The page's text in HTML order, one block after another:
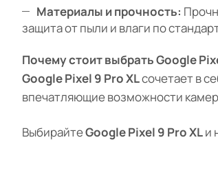
Материалы и прочность:
защита от пыли и влаги по
Почему стоит выбрать Google
Google Pixel 9 Pro XLсочетает в
впечатляющие возможности
ВыбирайтеGoogle Pixel 9 Pro XLи